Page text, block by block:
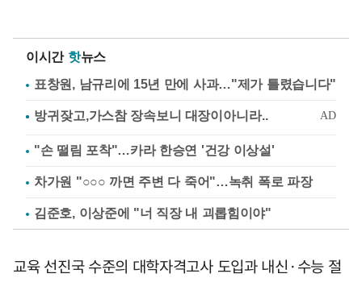
이시간 핫뉴스
표창원, 남규리에 15년 만에 사과…"제가 틀렸습니다"
"손 떨림 포착"…카라 한승연 '건강 이상설'
차가원 "○○○ 까면 주변 다 죽어"…녹취 폭로 파장
김준호, 이상준에 "너 직장 내 괴롭힘이야"
교육 선진국 수준의 대학자격고사 도입과 내신·수능 절